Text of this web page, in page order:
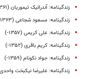
زندگینامه:‌ آندرانیک تیموریان (۱۳۶۱-)
زندگینامه: مسعود شجاعی (۱۳۶۳- )
زندگینامه: علی کریمی (۱۳۵۷-)
زندگینامه: کریم باقری (۱۳۵۲-)
زندگینامه: جواد نکونام (۱۳۵۹-)
زندگینامه: علیرضا نیکبخت واحدی